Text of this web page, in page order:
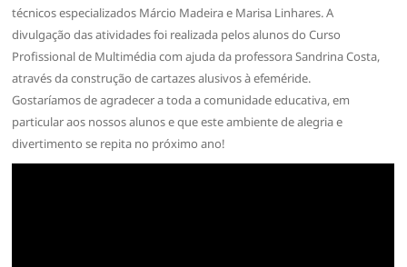
técnicos especializados Márcio Madeira e Marisa Linhares. A
divulgação das atividades foi realizada pelos alunos do Curso
Profissional de Multimédia com ajuda da professora Sandrina Costa,
através da construção de cartazes alusivos à efeméride.
Gostaríamos de agradecer a toda a comunidade educativa, em
particular aos nossos alunos e que este ambiente de alegria e
divertimento se repita no próximo ano!